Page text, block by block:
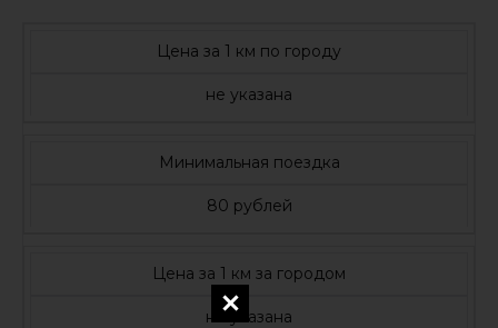
Цена за 1 км по городу
не указана
Минимальная поездка
80 рублей
Цена за 1 км за городом
не указана